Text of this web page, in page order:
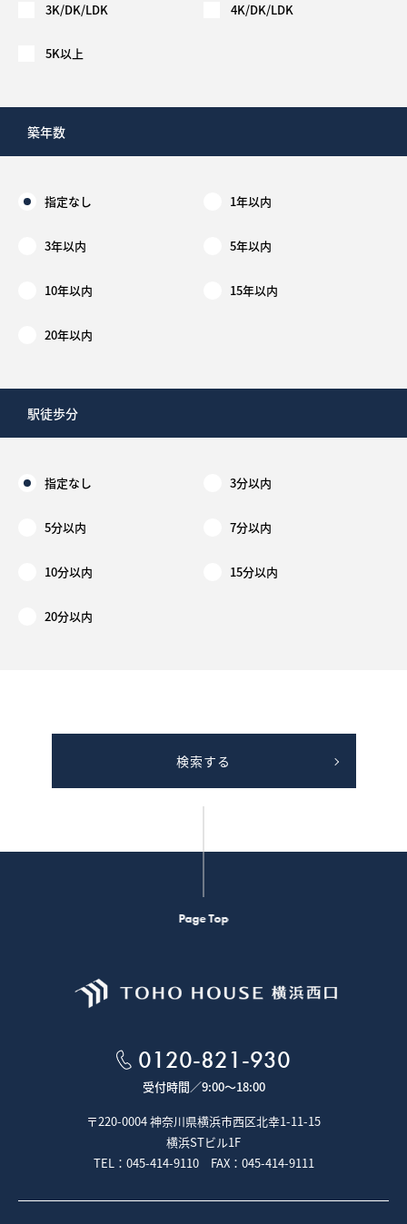
3K/DK/LDK 4K/DK/LDK
5K以上
築年数
指定なし 1年以内
3年以内 5年以内
10年以内 15年以内
20年以内
駅徒歩分
指定なし 3分以内
5分以内 7分以内
10分以内 15分以内
20分以内
検索する
Page Top
0120-821-930
受付時間／9:00～18:00
〒220-0004 神奈川県横浜市西区北幸1-11-15
横浜STビル1F
TEL：045-414-9110 FAX：045-414-9111